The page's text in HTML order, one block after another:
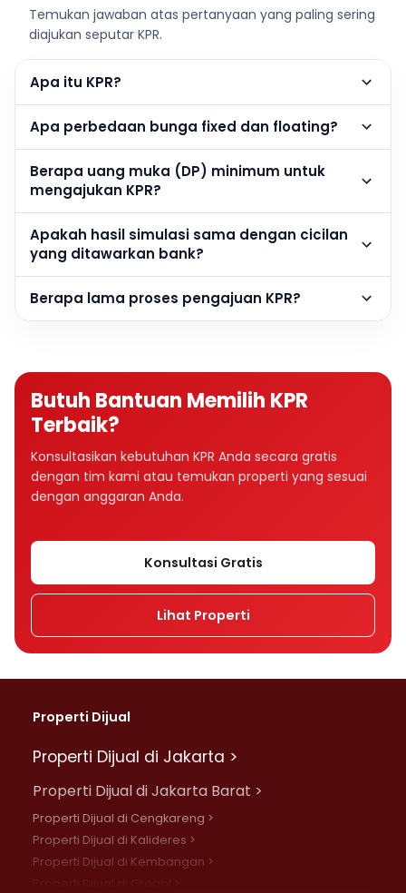
Temukan jawaban atas pertanyaan yang paling sering
diajukan seputar KPR.
Apa itu KPR?
Apa perbedaan bunga fixed dan floating?
Berapa uang muka (DP) minimum untuk
mengajukan KPR?
Apakah hasil simulasi sama dengan cicilan
yang ditawarkan bank?
Berapa lama proses pengajuan KPR?
Butuh Bantuan Memilih KPR
Terbaik?
Konsultasikan kebutuhan KPR Anda secara gratis
dengan tim kami atau temukan properti yang sesuai
dengan anggaran Anda.
Konsultasi Gratis
Lihat Properti
Properti Dijual
Properti Dijual di Jakarta >
Properti Dijual di Jakarta Barat >
Properti Dijual di Cengkareng >
Properti Dijual di Kalideres >
Properti Dijual di Kembangan >